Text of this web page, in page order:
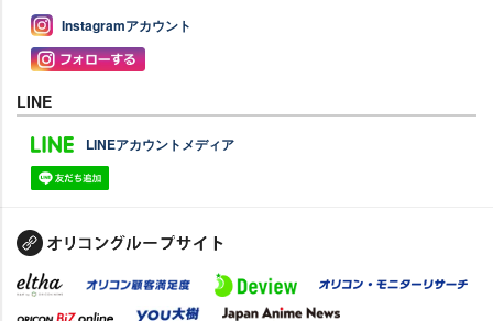
Instagramアカウント
LINE
LINEアカウントメディア